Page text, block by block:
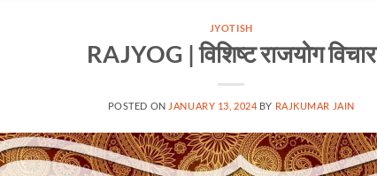
JYOTISH
RAJYOG | विशिष्ट राजयोग विचार
POSTED ON JANUARY 13, 2024 BY RAJKUMAR JAIN